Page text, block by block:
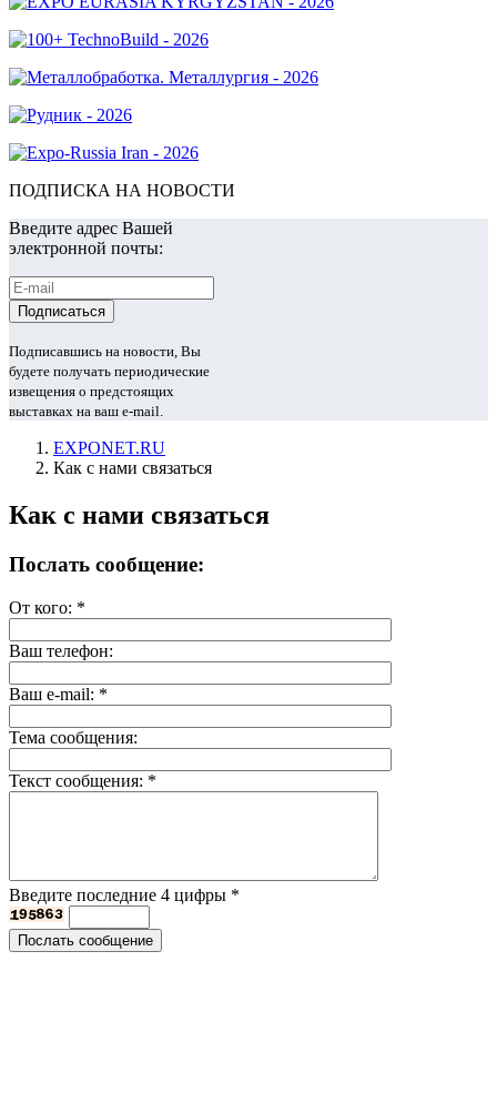
ПОДПИСКА НА НОВОСТИ
Введите адрес Вашей
электронной почты:
Подписавшись на новости, Вы
будете получать периодические
извещения о предстоящих
выставках на ваш e-mail.
EXPONET.RU
Как с нами связаться
Как с нами связаться
Послать сообщение:
От кого: *
Ваш телефон:
Ваш e-mail: *
Тема сообщения:
Текст сообщения: *
Введите последние 4 цифры *